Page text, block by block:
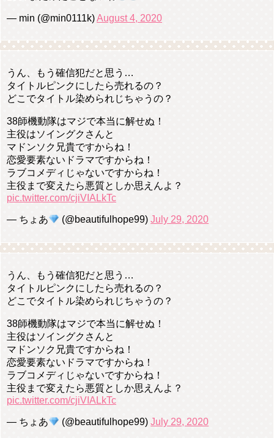
— min (@min0111k)August 4, 2020
うん、もう確信犯だと思う…
タイトルピンクにしたら売れるの？
どこでタイトル染められじちゃうの？
38師機動隊はマジで本当に解せぬ！
主役はソイングクさんと
マドンソク兄貴ですからね！
恋愛要素ないドラマですからね！
ラブコメディじゃないですからね！
主役まで変えたら悪質としか思えんよ？
pic.twitter.com/cjiVIALkTc
— ちょあ (@beautifulhope99)July 29, 2020
うん、もう確信犯だと思う…
タイトルピンクにしたら売れるの？
どこでタイトル染められじちゃうの？
38師機動隊はマジで本当に解せぬ！
主役はソイングクさんと
マドンソク兄貴ですからね！
恋愛要素ないドラマですからね！
ラブコメディじゃないですからね！
主役まで変えたら悪質としか思えんよ？
pic.twitter.com/cjiVIALkTc
— ちょあ (@beautifulhope99)July 29, 2020